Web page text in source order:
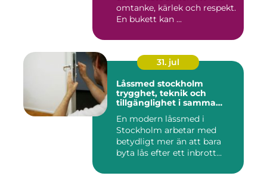
omtanke, kärlek och respekt.
En bukett kan ...
31. jul
Låssmed stockholm
trygghet, teknik och
tillgänglighet i samma
En modern låssmed i
Stockholm arbetar med
betydligt mer än att bara
byta lås efter ett inbrott